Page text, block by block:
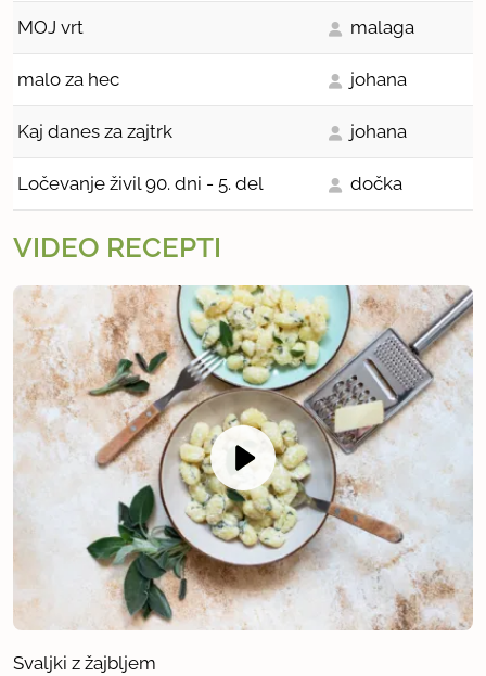
MOJ vrt malaga
malo za hec johana
Kaj danes za zajtrk johana
Ločevanje živil 90. dni - 5. del dočka
VIDEO RECEPTI
Svaljki z žajbljem